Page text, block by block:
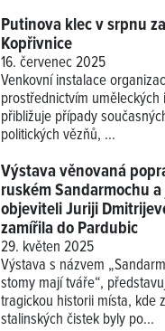
Putinova klec v srpnu
Kopřivnice
16. červenec 2025
Venkovní instalace
prostřednictvím uměleckých
přibližuje případy
politických vězňů, ...
Výstava věnovaná
ruském Sandarmochu
objeviteli Juriji
zamířila do Pardubic
29. květen 2025
Výstava s názvem
stomy mají tváře“,
tragickou historii místa, kde
stalinských čistek byly po...